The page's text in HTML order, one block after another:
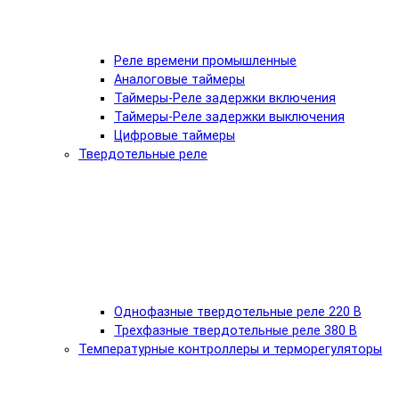
Реле времени промышленные
Аналоговые таймеры
Таймеры-Реле задержки включения
Таймеры-Реле задержки выключения
Цифровые таймеры
Твердотельные реле
Однофазные твердотельные реле 220 В
Трехфазные твердотельные реле 380 В
Температурные контроллеры и терморегуляторы